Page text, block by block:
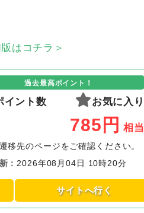
はコチラ＞
過去最高ポイント！
イント数 お気に入り
785 円 相当
移先のページをご確認ください。
： 2026年08月04日 10時20分
サイトへ行く